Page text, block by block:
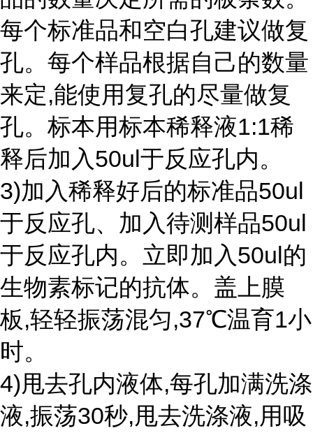
每个标准品和空白孔建议做复
孔。每个样品根据自己的数量
来定,能使用复孔的尽量做复
孔。标本用标本稀释液1:1稀
释后加入50ul于反应孔内。
3)加入稀释好后的标准品50ul
于反应孔、加入待测样品50ul
于反应孔内。立即加入50ul的
生物素标记的抗体。盖上膜
板,轻轻振荡混匀,37℃温育1小
时。
4)甩去孔内液体,每孔加满洗涤
液,振荡30秒,甩去洗涤液,用吸